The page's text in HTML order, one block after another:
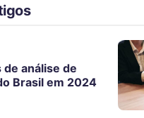
análise de
Brasil em 2024